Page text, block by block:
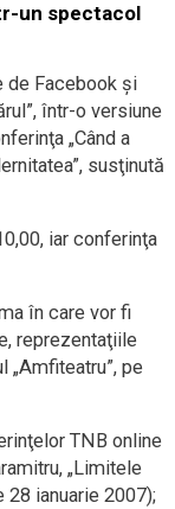
un spectacol
de Facebook şi
într-o versiune
„Când a
susţinută
iar conferinţa
în care vor fi
reprezentaţiile
„Amfiteatru”, pe
TNB online
„Limitele
28 ianuarie 2007);